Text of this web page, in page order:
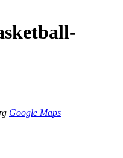
Google Maps